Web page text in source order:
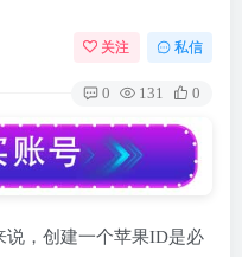
关注 私信
0 131 0
说，创建一个苹果ID是必